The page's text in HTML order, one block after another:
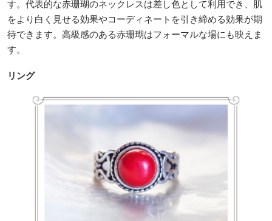
す。代表的な赤珊瑚のネックレスは差し色として利用でき、肌
をより白く見せる効果やコーディネートを引き締める効果が期
待できます。高級感のある赤珊瑚はフォーマルな場にも映えま
す。
リング